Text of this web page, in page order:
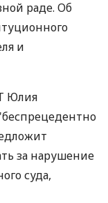
раде. Об
и
Юлия
за нарушение
суда,